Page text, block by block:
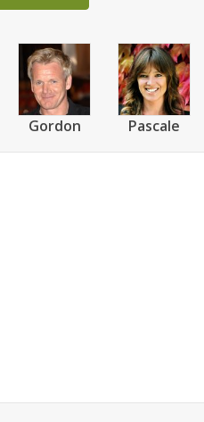
Gordon Pascale